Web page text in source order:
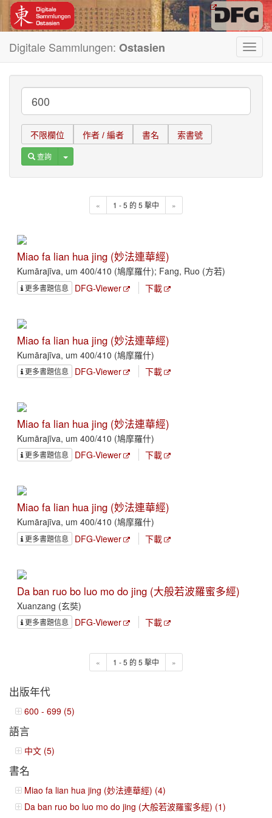
Digitale Sammlungen: Ostasien
不限欄位 作者 / 編者 書名 索書號
查詢 Toggle Dropdown
« 1 - 5 的 5 擊中 »
Miao fa lian hua jing (妙法連華經)
Kumārajīva, um 400/410 (鳩摩羅什); Fang, Ruo (方若)
更多書題信息 DFG-Viewer 下載
Miao fa lian hua jing (妙法連華經)
Kumārajīva, um 400/410 (鳩摩羅什)
更多書題信息 DFG-Viewer 下載
Miao fa lian hua jing (妙法連華經)
Kumārajīva, um 400/410 (鳩摩羅什)
更多書題信息 DFG-Viewer 下載
Miao fa lian hua jing (妙法連華經)
Kumārajīva, um 400/410 (鳩摩羅什)
更多書題信息 DFG-Viewer 下載
Da ban ruo bo luo mo do jing (大般若波羅蜜多經)
Xuanzang (玄奘)
更多書題信息 DFG-Viewer 下載
« 1 - 5 的 5 擊中 »
出版年代
600 - 699 (5)
語言
中文 (5)
書名
Miao fa lian hua jing (妙法連華經) (4)
Da ban ruo bo luo mo do jing (大般若波羅蜜多經) (1)